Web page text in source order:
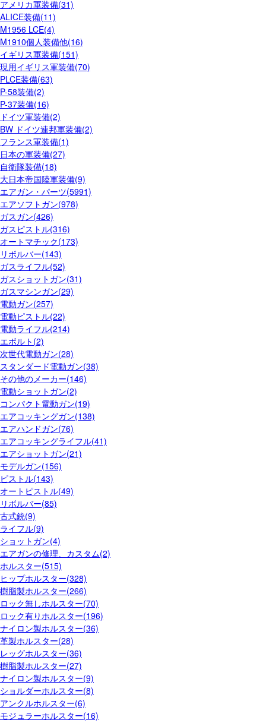
アメリカ軍装備(31)
ALICE装備(11)
M1956 LCE(4)
M1910個人装備他(16)
イギリス軍装備(151)
現用イギリス軍装備(70)
PLCE装備(63)
P-58装備(2)
P-37装備(16)
ドイツ軍装備(2)
BW ドイツ連邦軍装備(2)
フランス軍装備(1)
日本の軍装備(27)
自衛隊装備(18)
大日本帝国陸軍装備(9)
エアガン・パーツ(5991)
エアソフトガン(978)
ガスガン(426)
ガスピストル(316)
オートマチック(173)
リボルバー(143)
ガスライフル(52)
ガスショットガン(31)
ガスマシンガン(29)
電動ガン(257)
電動ピストル(22)
電動ライフル(214)
エボルト(2)
次世代電動ガン(28)
スタンダード電動ガン(38)
その他のメーカー(146)
電動ショットガン(2)
コンパクト電動ガン(19)
エアコッキングガン(138)
エアハンドガン(76)
エアコッキングライフル(41)
エアショットガン(21)
モデルガン(156)
ピストル(143)
オートピストル(49)
リボルバー(85)
古式銃(9)
ライフル(9)
ショットガン(4)
エアガンの修理、カスタム(2)
ホルスター(515)
ヒップホルスター(328)
樹脂製ホルスター(266)
ロック無しホルスター(70)
ロック有りホルスター(196)
ナイロン製ホルスター(36)
革製ホルスター(28)
レッグホルスター(36)
樹脂製ホルスター(27)
ナイロン製ホルスター(9)
ショルダーホルスター(8)
アンクルホルスター(6)
モジュラーホルスター(16)